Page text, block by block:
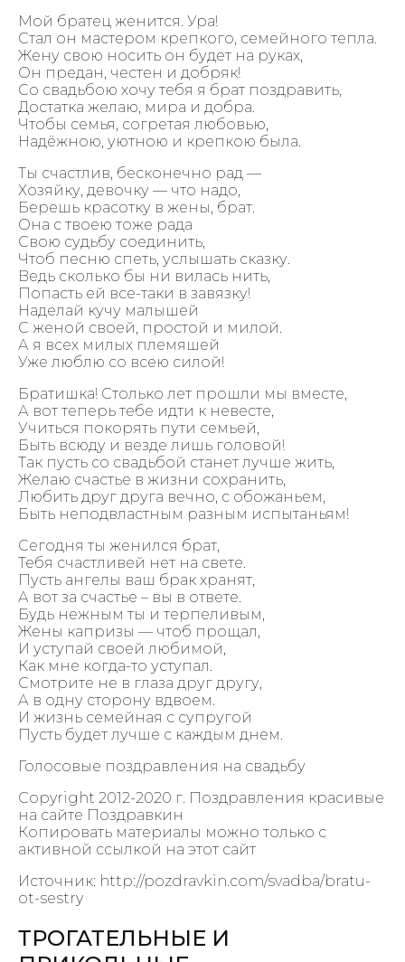
Мой братец женится. Ура!
Стал он мастером крепкого, семейного тепла.
Жену свою носить он будет на руках,
Он предан, честен и добряк!
Со свадьбою хочу тебя я брат поздравить,
Достатка желаю, мира и добра.
Чтобы семья, согретая любовью,
Надёжною, уютною и крепкою была.
Ты счастлив, бесконечно рад —
Хозяйку, девочку — что надо,
Берешь красотку в жены, брат.
Она с твоею тоже рада
Свою судьбу соединить,
Чтоб песню спеть, услышать сказку.
Ведь сколько бы ни вилась нить,
Попасть ей все-таки в завязку!
Наделай кучу малышей
С женой своей, простой и милой.
А я всех милых племяшей
Уже люблю со всею силой!
Братишка! Столько лет прошли мы вместе,
А вот теперь тебе идти к невесте,
Учиться покорять пути семьей,
Быть всюду и везде лишь головой!
Так пусть со свадьбой станет лучше жить,
Желаю счастье в жизни сохранить,
Любить друг друга вечно, с обожаньем,
Быть неподвластным разным испытаньям!
Сегодня ты женился брат,
Тебя счастливей нет на свете.
Пусть ангелы ваш брак хранят,
А вот за счастье – вы в ответе.
Будь нежным ты и терпеливым,
Жены капризы — чтоб прощал,
И уступай своей любимой,
Как мне когда-то уступал.
Смотрите не в глаза друг другу,
А в одну сторону вдвоем.
И жизнь семейная с супругой
Пусть будет лучше с каждым днем.
Голосовые поздравления на свадьбу
Copyright 2012-2020 г. Поздравления красивые
на сайте Поздравкин
Копировать материалы можно только с
активной ссылкой на этот сайт
Источник: http://pozdravkin.com/svadba/bratu-
ot-sestry
ТРОГАТЕЛЬНЫЕ И